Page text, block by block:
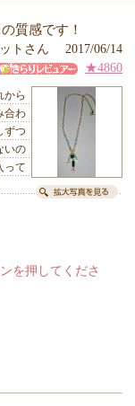
質感です！
トさん 2017/06/14
★4860
から
合わ
ずつ
いの
って
を押してくださ